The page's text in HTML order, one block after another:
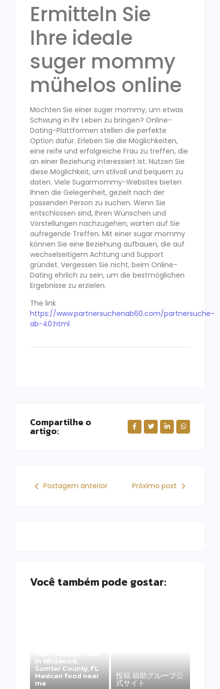
Ermitteln Sie
Ihre ideale
suger mommy
mühelos online
Möchten Sie einer suger mommy, um etwas
Schwung in Ihr Leben zu bringen? Online-
Dating-Plattformen stellen die perfekte
Option dafür. Erleben Sie die Möglichkeiten,
eine reife und erfolgreiche Frau zu treffen, die
an einer Beziehung interessiert ist. Nutzen Sie
diese Möglichkeit, um stilvoll und bequem zu
daten. Viele Sugarmommy-Websites bieten
Ihnen die Gelegenheit, gezielt nach der
passenden Person zu suchen. Wenn Sie
entschlossen sind, Ihren Wünschen und
Vorstellungen nachzugehen, warten auf Sie
aufregende Treffen. Mit einer sugar mommy
können Sie eine Beziehung aufbauen, die auf
wechselseitigem Achtung und Support
gründet. Vergessen Sie nicht, beim Online-
Dating ehrlich zu sein, um die bestmöglichen
Ergebnisse zu erzielen.
The link
https://www.partnersuchenab60.com/partnersuche-
ab-40.html
Compartilhe o
artigo:
Postagem anterior Próximo post
Você também pode gostar:
in Wildwood,
Sumter County, FL
Mexican food near
me
投稿 福助グループ公
式サイト